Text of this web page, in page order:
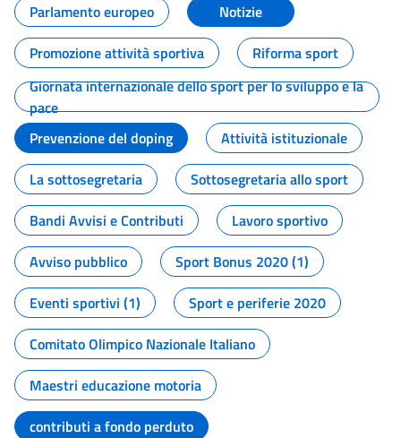
Parlamento europeo
Notizie
Promozione attività sportiva
Riforma sport
Giornata internazionale dello sport per lo sviluppo e la
pace
Prevenzione del doping
Attività istituzionale
La sottosegretaria
Sottosegretaria allo sport
Bandi Avvisi e Contributi
Lavoro sportivo
Avviso pubblico
Sport Bonus 2020 (1)
Eventi sportivi (1)
Sport e periferie 2020
Comitato Olimpico Nazionale Italiano
Maestri educazione motoria
contributi a fondo perduto